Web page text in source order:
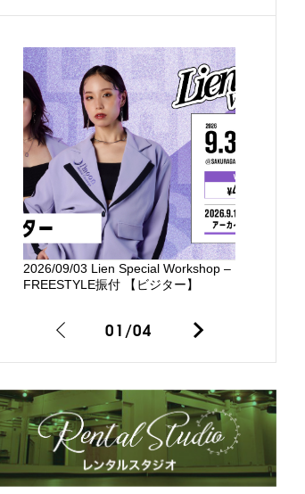
2026/09/03 Lien Special Workshop –
FREESTYLE振付 【ビジター】
01/04